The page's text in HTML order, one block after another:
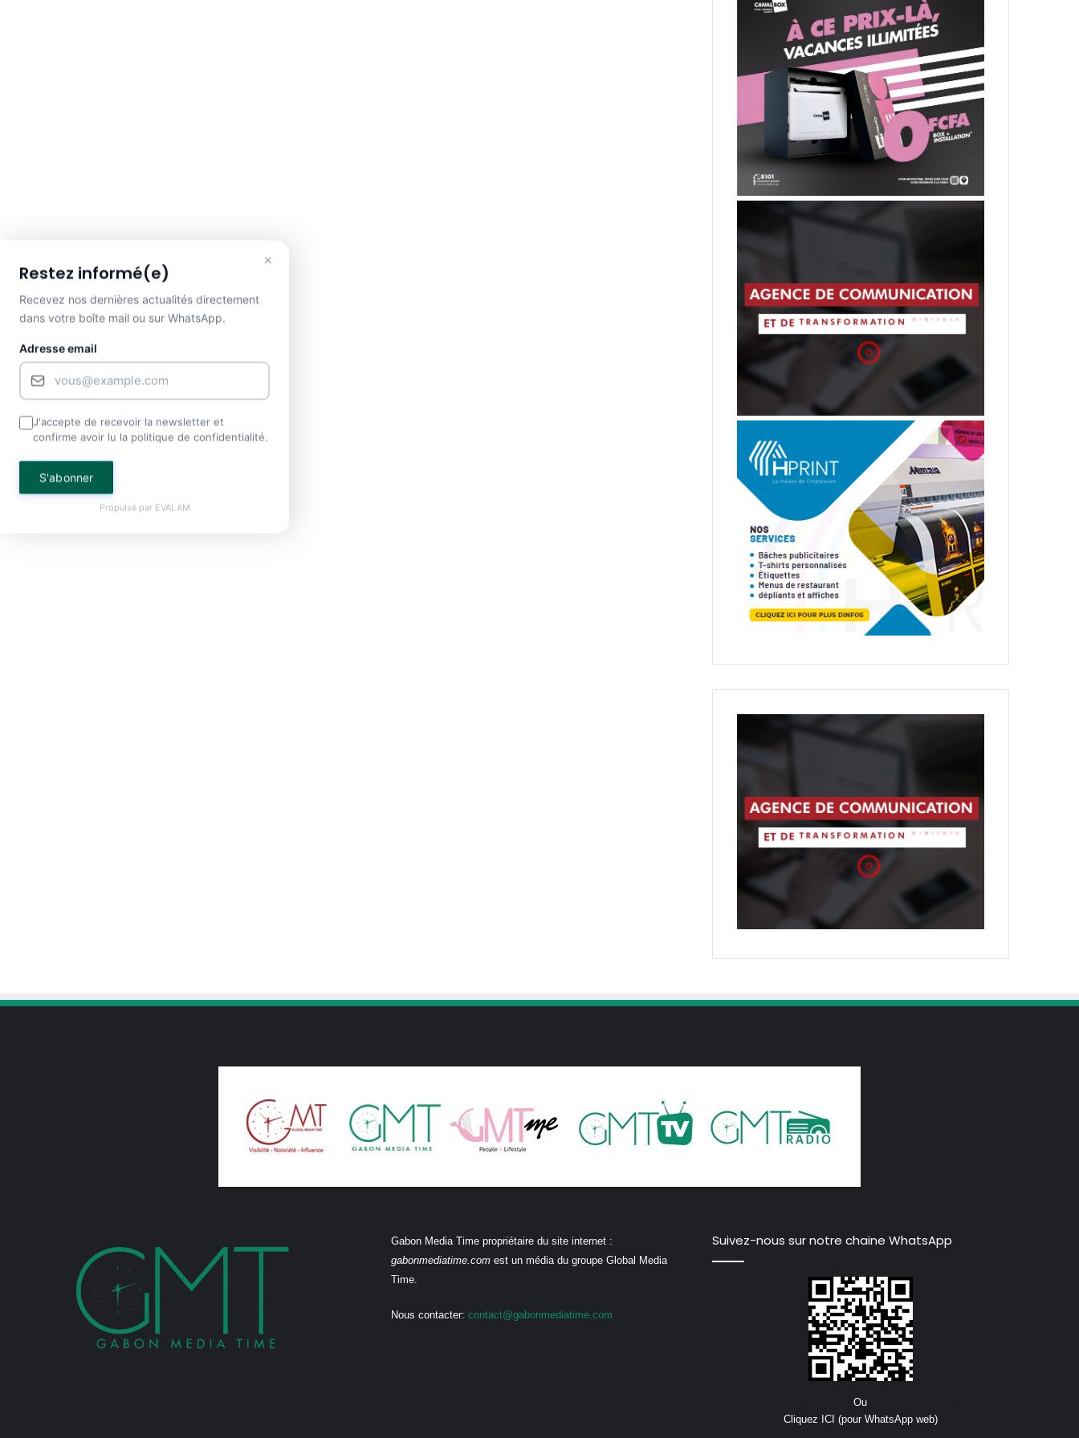
Gabon Media Time propriétaire du site internet :
gabonmediatime.comest un média du groupe Global Media
Time.
Nous contacter: contact@gabonmediatime.com
Suivez-nous sur notre chaine WhatsApp
Ou
Cliquez ICI (pour WhatsApp web)
×
Restez informé(e)
Recevez nos dernières actualités directement
dans votre boîte mail ou sur WhatsApp.
Adresse email
J'accepte de recevoir la newsletter et
confirme avoir lu la politique de confidentialité.
S'abonner
Propulsé par EVALAM